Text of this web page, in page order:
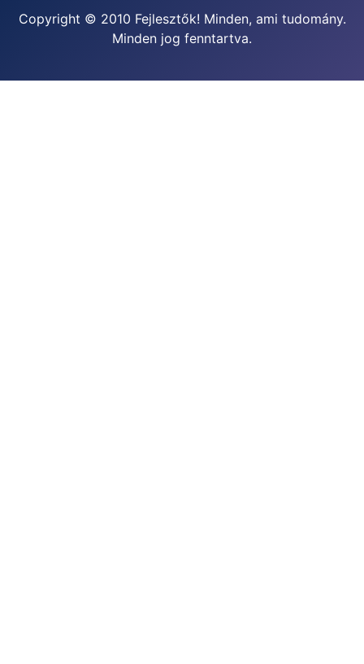
Copyright © 2010 Fejlesztők! Minden, ami tudomány.
Minden jog fenntartva.